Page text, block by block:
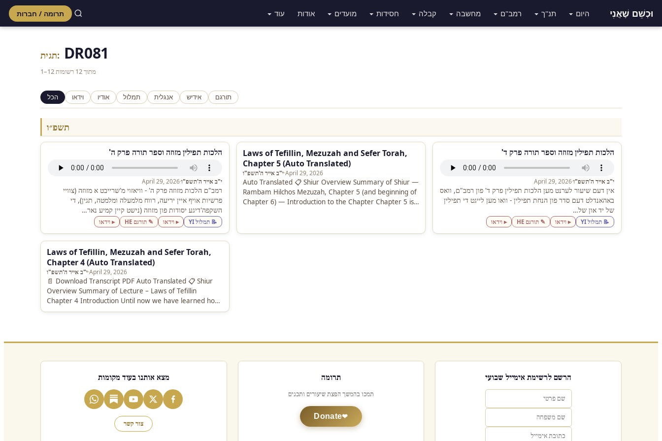
וּכְשֵׁם שֶׁאֲנִי היום תנ"ך רמב"ם מחשבה קבלה חסידות מועדים אודות עוד תרומה / חברות
תגית: DR081
1–12 מתוך 12 רשומות
הכל וידאו אודיו תמלול אנגלית אידיש תורגם
תשפ״ו
הלכות תפילין מזוזה וספר תורה פרק ה'
י"ב אייר ה'תשפ"ו·
April 29, 2026
רמב"ם הלכות מזוזה פרק ה' - וויאזוי מ'שרייבט א מזוזה (צוויי
פרשיות אויף איין יריעה, רווח מלמעלה ומלמטה, תגין), די
השקפה'דיגע יסודות פון מזוזה (נישט קיין קמיע נאר…
📝 תמלול YI ▸ וידאו ✎ תורגם HE ▸ וידאו
Laws of Tefillin, Mezuzah and Sefer Torah,
Chapter 5 (Auto Translated)
י"ב אייר ה'תשפ"ו·April 29, 2026
Auto Translated 📋 Shiur Overview Summary of Shiur —
Rambam Hilchos Mezuzah, Chapter 5 (and beginning of
Chapter 6) — Introduction to the Chapter Chapter 5 is
הלכות תפילין מזוזה וספר תורה פרק ד'
י"ב אייר ה'תשפ"ו·
April 29, 2026
אין דעם שיעור לערנט מען הלכות תפילין פרק ד' פון רמב"ם, וואס
באהאנדלט דעם סדר פון הנחת תפילין - וואו מען לייגט די תפילין
של יד און של…
📝 תמלול YI ▸ וידאו ✎ תורגם HE ▸ וידאו
Laws of Tefillin, Mezuzah and Sefer Torah,
Chapter 4 (Auto Translated)
י"ב אייר ה'תשפ"ו·April 29, 2026
📄 Download Transcript PDF Auto Translated 📋 Shiur
Overview Summary of Lecture – Laws of Tefillin
Chapter 4 Introduction Until now we have learned how
one writes tefillin,…
הרשם לרשימת אימייל שבועי תרומה
תמכו בהמשך הפצת שיעורים ותכנים
Donate
מצא אותנו בעוד מקומות
צור קשר